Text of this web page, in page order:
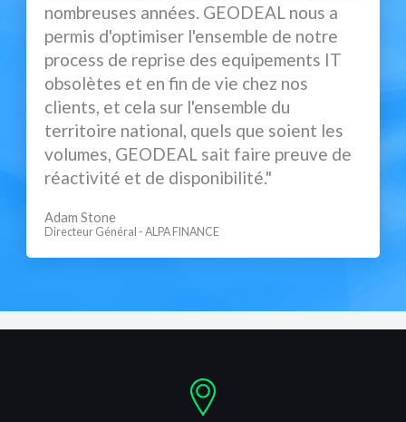
nombreuses années. GEODEAL nous a
permis d'optimiser l'ensemble de notre
process de reprise des equipements IT
obsolètes et en fin de vie chez nos
clients, et cela sur l'ensemble du
territoire national, quels que soient les
volumes, GEODEAL sait faire preuve de
réactivité et de disponibilité."
Adam Stone
Directeur Général - ALPA FINANCE